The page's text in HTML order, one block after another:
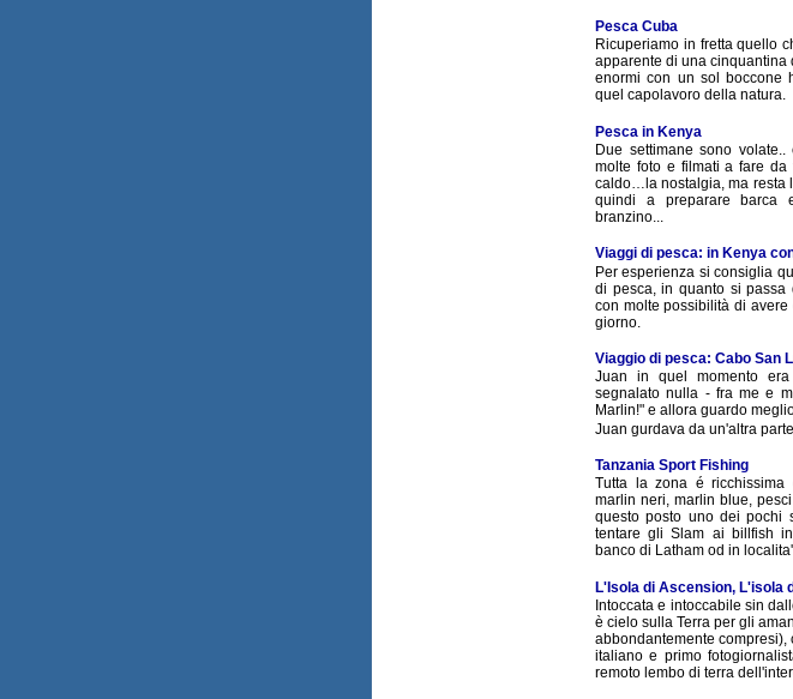
Pesca Cuba
Ricuperiamo in fretta quello
apparente di una
enormi con un sol boccone
quel capolavoro della natura.
Pesca in Kenya
Due settimane sono
molte foto e filmati a fare da
caldo…la nostalgia, ma resta
quindi a preparare barca
branzino...
Viaggi di pesca: in Kenya
Per esperienza si consiglia
di pesca, in quanto si
con molte possibilità di
giorno.
Viaggio di pesca: Cabo San
Juan in quel momento
segnalato nulla - fra me e
Marlin!" e allora guardo
Juan gurdava da un'altra
Tanzania Sport Fishing
Tutta la zona é
marlin neri, marlin blue,
questo posto uno dei pochi
tentare gli Slam ai billfish
banco di Latham od in
L'Isola di Ascension, L'isola
Intoccata e intoccabile sin
è cielo sulla Terra per gli
abbondantemente
italiano e primo
remoto lembo di terra